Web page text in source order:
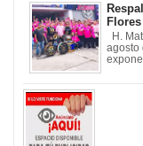
H.
agosto